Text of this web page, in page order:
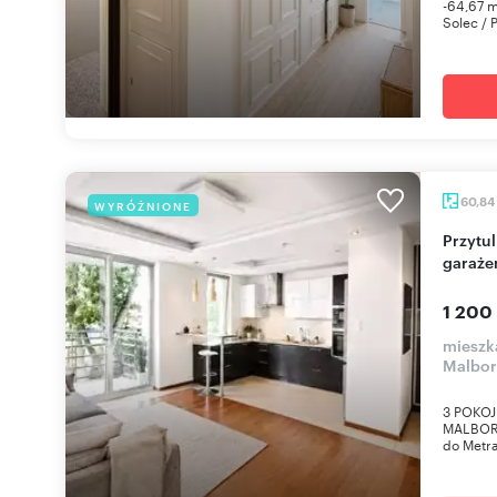
-64,67
Solec /
WYRÓŻNIONE 60,84
Przytulne 3-pokojowe mieszkanie z loggią i
1 200
3
do